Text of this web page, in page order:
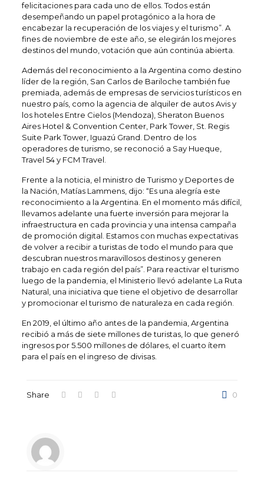
felicitaciones para cada uno de ellos. Todos están
desempeñando un papel protagónico a la hora de
encabezar la recuperación de los viajes y el turismo”. A
fines de noviembre de este año, se elegirán los mejores
destinos del mundo, votación que aún continúa abierta.
Además del reconocimiento a la Argentina como destino
líder de la región, San Carlos de Bariloche también fue
premiada, además de empresas de servicios turísticos en
nuestro país, como la agencia de alquiler de autos Avis y
los hoteles Entre Cielos (Mendoza), Sheraton Buenos
Aires Hotel & Convention Center, Park Tower, St. Regis
Suite Park Tower, Iguazú Grand. Dentro de los
operadores de turismo, se reconoció a Say Hueque,
Travel 54 y FCM Travel.
Frente a la noticia, el ministro de Turismo y Deportes de
la Nación, Matías Lammens, dijo: “Es una alegría este
reconocimiento a la Argentina. En el momento más difícil,
llevamos adelante una fuerte inversión para mejorar la
infraestructura en cada provincia y una intensa campaña
de promoción digital. Estamos con muchas expectativas
de volver a recibir a turistas de todo el mundo para que
descubran nuestros maravillosos destinos y generen
trabajo en cada región del país”. Para reactivar el turismo
luego de la pandemia, el Ministerio llevó adelante La Ruta
Natural, una iniciativa que tiene el objetivo de desarrollar
y promocionar el turismo de naturaleza en cada región.
En 2019, el último año antes de la pandemia, Argentina
recibió a más de siete millones de turistas, lo que generó
ingresos por 5.500 millones de dólares, el cuarto ítem
para el país en el ingreso de divisas.
Share 0